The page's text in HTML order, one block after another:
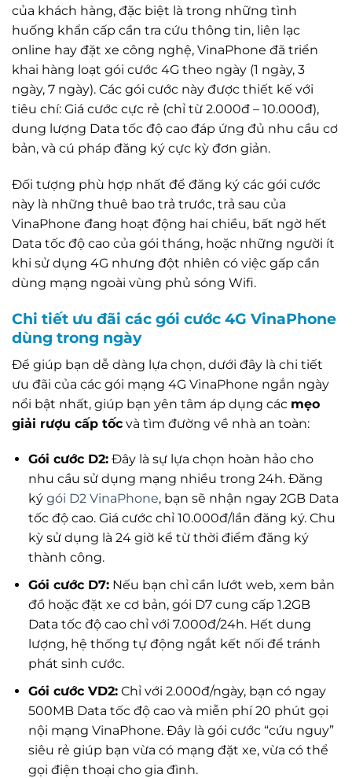
của khách hàng, đặc biệt là trong những tình
huống khẩn cấp cần tra cứu thông tin, liên lạc
online hay đặt xe công nghệ, VinaPhone đã triển
khai hàng loạt gói cước 4G theo ngày (1 ngày, 3
ngày, 7 ngày). Các gói cước này được thiết kế với
tiêu chí: Giá cước cực rẻ (chỉ từ 2.000đ – 10.000đ),
dung lượng Data tốc độ cao đáp ứng đủ nhu cầu cơ
bản, và cú pháp đăng ký cực kỳ đơn giản.
Đối tượng phù hợp nhất để đăng ký các gói cước
này là những thuê bao trả trước, trả sau của
VinaPhone đang hoạt động hai chiều, bất ngờ hết
Data tốc độ cao của gói tháng, hoặc những người ít
khi sử dụng 4G nhưng đột nhiên có việc gấp cần
dùng mạng ngoài vùng phủ sóng Wifi.
Chi tiết ưu đãi các gói cước 4G VinaPhone
dùng trong ngày
Để giúp bạn dễ dàng lựa chọn, dưới đây là chi tiết
ưu đãi của các gói mạng 4G VinaPhone ngắn ngày
nổi bật nhất, giúp bạn yên tâm áp dụng các mẹo
giải rượu cấp tốc và tìm đường về nhà an toàn:
Gói cước D2:Đây là sự lựa chọn hoàn hảo cho
nhu cầu sử dụng mạng nhiều trong 24h. Đăng
ký gói D2 VinaPhone, bạn sẽ nhận ngay 2GB Data
tốc độ cao. Giá cước chỉ 10.000đ/lần đăng ký. Chu
kỳ sử dụng là 24 giờ kể từ thời điểm đăng ký
thành công.
Gói cước D7:Nếu bạn chỉ cần lướt web, xem bản
đồ hoặc đặt xe cơ bản, gói D7 cung cấp 1.2GB
Data tốc độ cao chỉ với 7.000đ/24h. Hết dung
lượng, hệ thống tự động ngắt kết nối để tránh
phát sinh cước.
Gói cước VD2:Chỉ với 2.000đ/ngày, bạn có ngay
500MB Data tốc độ cao và miễn phí 20 phút gọi
nội mạng VinaPhone. Đây là gói cước “cứu nguy”
siêu rẻ giúp bạn vừa có mạng đặt xe, vừa có thể
gọi điện thoại cho gia đình.